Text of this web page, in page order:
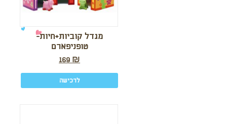
מגדל קוביות+חיות-
טופניפארם
169 ₪
לרכישה